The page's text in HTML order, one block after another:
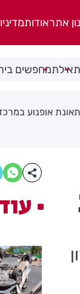
אתראודות
אילתמחפשים
אל חוף בת ים